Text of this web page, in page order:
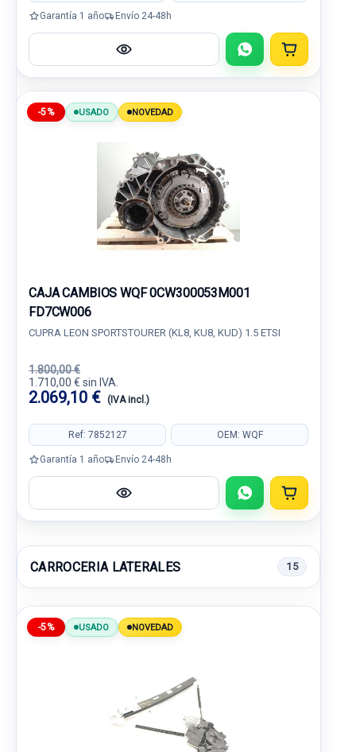
Garantía 1 año Envío 24-48h
-5% USADO NOVEDAD
CAJA CAMBIOS WQF 0CW300053M001
FD7CW006
CUPRA LEON SPORTSTOURER (KL8, KU8, KUD) 1.5 ETSI
1.800,00 €
1.710,00 € sin IVA.
2.069,10 € (IVA incl.)
Ref: 7852127 OEM: WQF
Garantía 1 año Envío 24-48h
CARROCERIA LATERALES 15
-5% USADO NOVEDAD